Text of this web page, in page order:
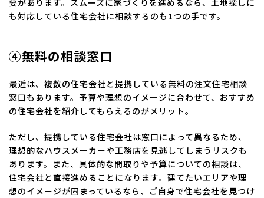
要があります。スムーズに家づくりを進めるなら、土地探しに
も対応している住宅会社に相談するのも1つの手です。
④無料の相談窓口
最近は、複数の住宅会社と提携している無料の注文住宅相談
窓口もあります。予算や理想のイメージに合わせて、おすすめ
の住宅会社を紹介してもらえるのがメリット。
ただし、提携している住宅会社は窓口によって異なるため、
理想的なハウスメーカーや工務店を見逃してしまうリスクも
あります。また、具体的な間取りや予算についての相談は、
住宅会社と直接進めることになります。建てたいエリアや理
想のイメージが固まっているなら、ご自身で住宅会社を見つけ